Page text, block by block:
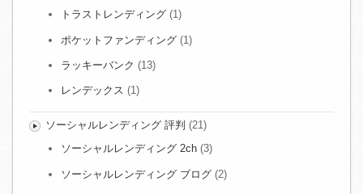
トラストレンディング (1)
ポケットファンディング (1)
ラッキーバンク (13)
レンデックス (1)
ソーシャルレンディング 評判 (21)
ソーシャルレンディング 2ch (3)
ソーシャルレンディング ブログ (2)